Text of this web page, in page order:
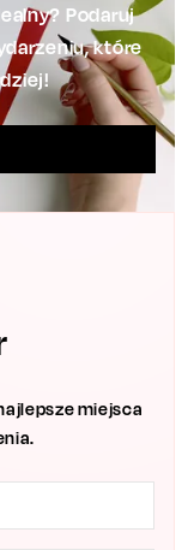
Podaruj
które
miejsca